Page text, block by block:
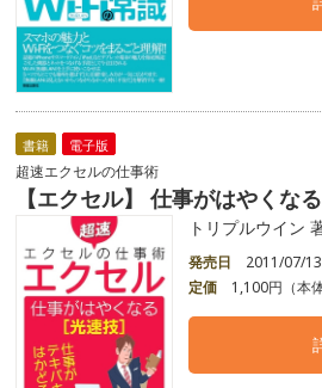
書籍 電子版
超速エクセルの仕事術
【エクセル】 仕事がはやくな
トリプルウイン
発売日
2011/07/13
定価
1,100円（本